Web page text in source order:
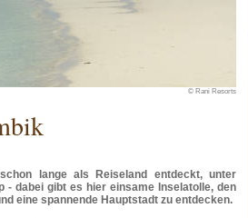
© Rani Resorts
lange als Reiseland entdeckt, unter
- dabei gibt es hier einsame Inselatolle, den
eine spannende Hauptstadt zu entdecken.